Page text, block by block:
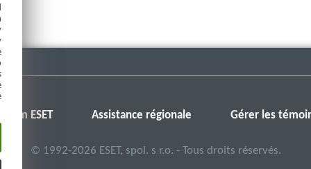
ESET Assistance régionale Gérer les
© 1992-2026 ESET, spol. s r.o. - Tous droits réservés.